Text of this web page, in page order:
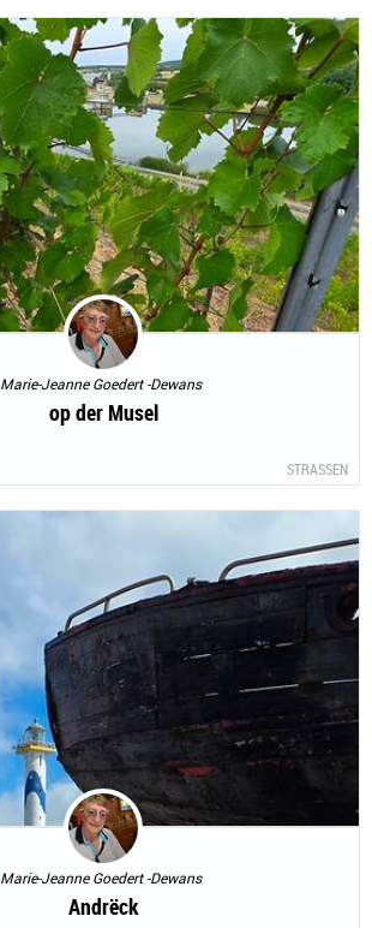
Marie-Jeanne Goedert -Dewans
op der Musel
STRASSEN
Marie-Jeanne Goedert -Dewans
Andrëck